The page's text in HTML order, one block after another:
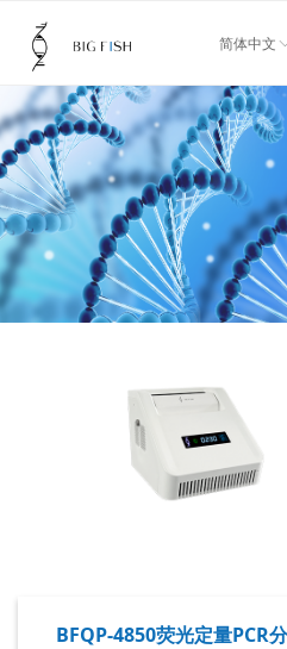
首页
关于我们
产品中心
新闻资讯
技术服务
加入我们
简体中文
BFQP-4850荧光定量PCR